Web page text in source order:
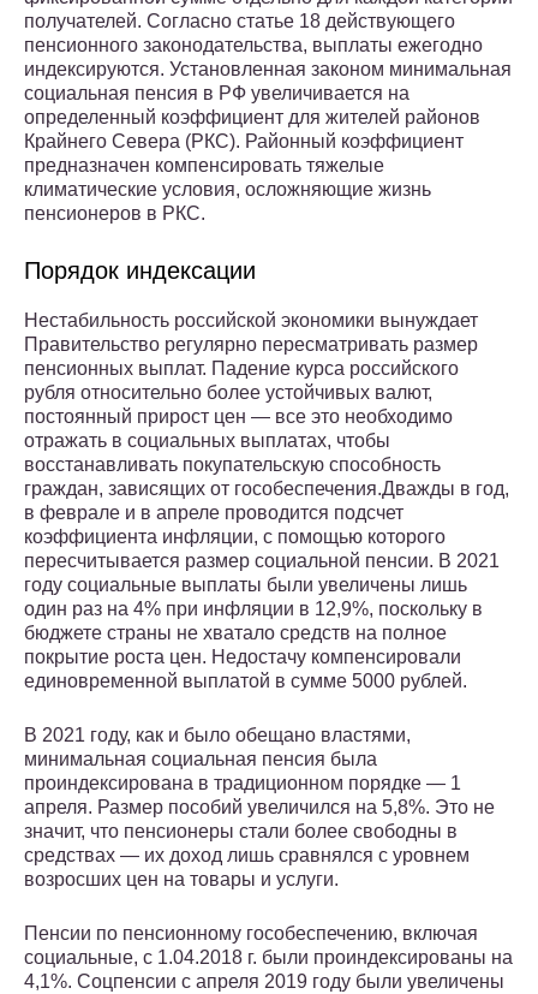
получателей. Согласно статье 18 действующего
пенсионного законодательства, выплаты ежегодно
индексируются. Установленная законом минимальная
социальная пенсия в РФ увеличивается на
определенный коэффициент для жителей районов
Крайнего Севера (РКС). Районный коэффициент
предназначен компенсировать тяжелые
климатические условия, осложняющие жизнь
пенсионеров в РКС.
Порядок индексации
Нестабильность российской экономики вынуждает
Правительство регулярно пересматривать размер
пенсионных выплат. Падение курса российского
рубля относительно более устойчивых валют,
постоянный прирост цен — все это необходимо
отражать в социальных выплатах, чтобы
восстанавливать покупательскую способность
граждан, зависящих от гособеспечения.Дважды в год,
в феврале и в апреле проводится подсчет
коэффициента инфляции, с помощью которого
пересчитывается размер социальной пенсии. В 2021
году социальные выплаты были увеличены лишь
один раз на 4% при инфляции в 12,9%, поскольку в
бюджете страны не хватало средств на полное
покрытие роста цен. Недостачу компенсировали
единовременной выплатой в сумме 5000 рублей.
В 2021 году, как и было обещано властями,
минимальная социальная пенсия была
проиндексирована в традиционном порядке — 1
апреля. Размер пособий увеличился на 5,8%. Это не
значит, что пенсионеры стали более свободны в
средствах — их доход лишь сравнялся с уровнем
возросших цен на товары и услуги.
Пенсии по пенсионному гособеспечению, включая
социальные, с 1.04.2018 г. были проиндексированы на
4,1%. Соцпенсии с апреля 2019 году были увеличены